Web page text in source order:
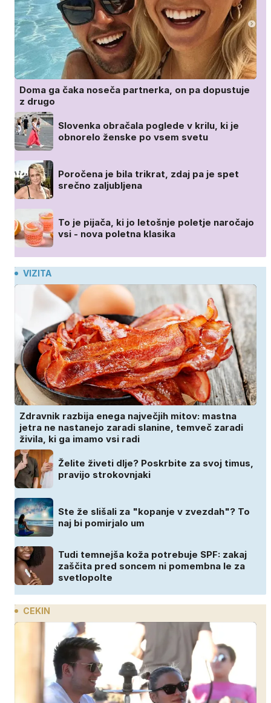
Doma ga čaka noseča partnerka, on pa dopustuje
z drugo
Slovenka obračala poglede v krilu, ki je
obnorelo ženske po vsem svetu
Poročena je bila trikrat, zdaj pa je spet
srečno zaljubljena
To je pijača, ki jo letošnje poletje naročajo
vsi - nova poletna klasika
VIZITA
Zdravnik razbija enega največjih mitov: mastna
jetra ne nastanejo zaradi slanine, temveč zaradi
živila, ki ga imamo vsi radi
Želite živeti dlje? Poskrbite za svoj timus,
pravijo strokovnjaki
Ste že slišali za "kopanje v zvezdah"? To
naj bi pomirjalo um
Tudi temnejša koža potrebuje SPF: zakaj
zaščita pred soncem ni pomembna le za
svetlopolte
CEKIN